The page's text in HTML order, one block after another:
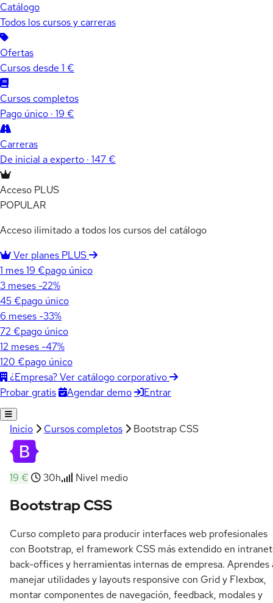
Catálogo
Todos los cursos y carreras
Ofertas
Cursos desde 1 €
Cursos completos
Pago único · 19 €
Carreras
De inicial a experto · 147 €
Acceso PLUS
POPULAR
Acceso ilimitado a todos los cursos del catálogo
Ver planes PLUS
1 mes19 €pago único
3 meses -22%
45 €pago único
6 meses -33%
72 €pago único
12 meses -47%
120 €pago único
¿Empresa? Ver catálogo corporativo
Probar gratis
Agendar demo Entrar
Inicio Cursos completos Bootstrap CSS
19 € 30h Nivel medio
Bootstrap CSS
Curso completo para producir interfaces web profesionales
con Bootstrap, el framework CSS más extendido en
back-offices y herramientas internas de empresa. Aprendes
manejar utilidades y layouts responsive con Grid y Flexbox,
montar componentes de navegación, feedback, modales y